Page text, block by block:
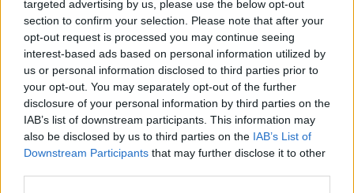
targeted advertising by us, please use the below opt-out
section to confirm your selection. Please note that after your
opt-out request is processed you may continue seeing
interest-based ads based on personal information utilized by
us or personal information disclosed to third parties prior to
your opt-out. You may separately opt-out of the further
disclosure of your personal information by third parties on the
IAB’s list of downstream participants. This information may
also be disclosed by us to third parties on the IAB’s List of
Downstream Participants that may further disclose it to other